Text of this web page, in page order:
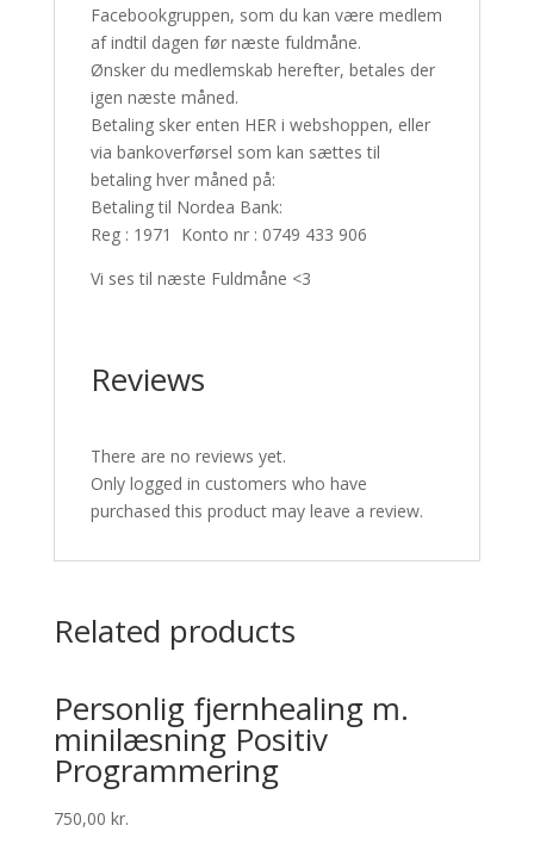
Facebookgruppen, som du kan være medlem
af indtil dagen før næste fuldmåne.
Ønsker du medlemskab herefter, betales der
igen næste måned.
Betaling sker enten HER i webshoppen, eller
via bankoverførsel som kan sættes til
betaling hver måned på:
Betaling til Nordea Bank:
Reg : 1971 Konto nr : 0749 433 906
Vi ses til næste Fuldmåne <3
Reviews
There are no reviews yet.
Only logged in customers who have
purchased this product may leave a review.
Related products
Personlig fjernhealing m.
minilæsning Positiv
Programmering
750,00 kr.